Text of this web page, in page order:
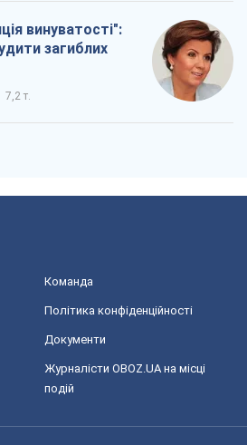
винуватості":
загиблих
7,2 т.
Команда
Політика конфіденційності
Документи
Журналісти OBOZ.UA на місці
подій